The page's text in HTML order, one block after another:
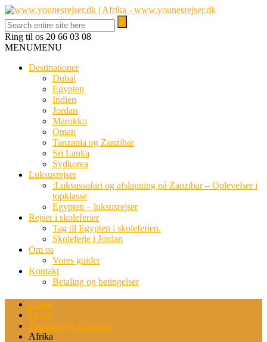
Ring til os 20 66 03 08
MENUMENU
Destinationer
Dubai
Egypten
Indien
Jordan
Marokko
Oman
Tanzania og Zanzibar
Sri Lanka
Sydkorea
Luksusrejser
:Luksussafari og afslapning på Zanzibar – Oplevelser i
topklasse
Egypten – luksusrejser
Rejser i skoleferier
Tag til Egypten i skoleferien.
Skoleferie i Jordan
Om os
Vores guider
Kontakt
Betaling og betingelser
Home
Medie
Tanzania og Zanzibar
Afrika